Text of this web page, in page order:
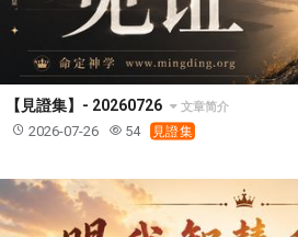
【見證集】- 20260726 文章简介
2026-07-26 54 見證集